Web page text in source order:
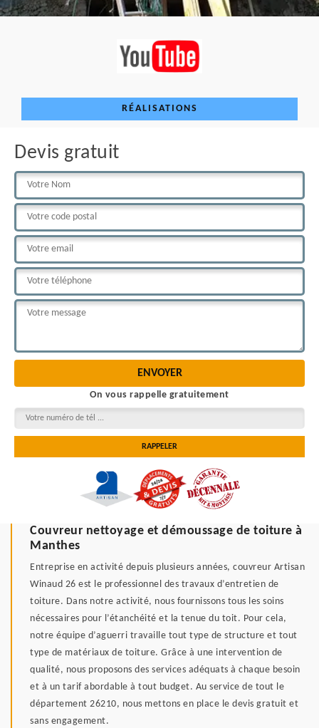
RÉALISATIONS
Devis gratuit
On vous rappelle gratuitement
Couvreur nettoyage et démoussage de toiture à
Manthes
Entreprise en activité depuis plusieurs années, couvreur Artisan
Winaud 26 est le professionnel des travaux d’entretien de
toiture. Dans notre activité, nous fournissons tous les soins
nécessaires pour l’étanchéité et la tenue du toit. Pour cela,
notre équipe d’aguerri travaille tout type de structure et tout
type de matériaux de toiture. Grâce à une intervention de
qualité, nous proposons des services adéquats à chaque besoin
et à un tarif abordable à tout budget. Au service de tout le
département 26210, nous mettons en place le devis gratuit et
sans engagement.